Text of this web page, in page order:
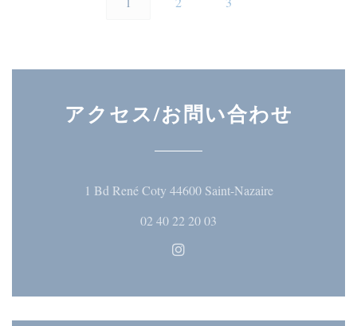
アクセス/お問い合わせ
1 Bd René Coty 44600 Saint-Nazaire((新しいウィ
02 40 22 20 03
Instagram ((新しいウィンド